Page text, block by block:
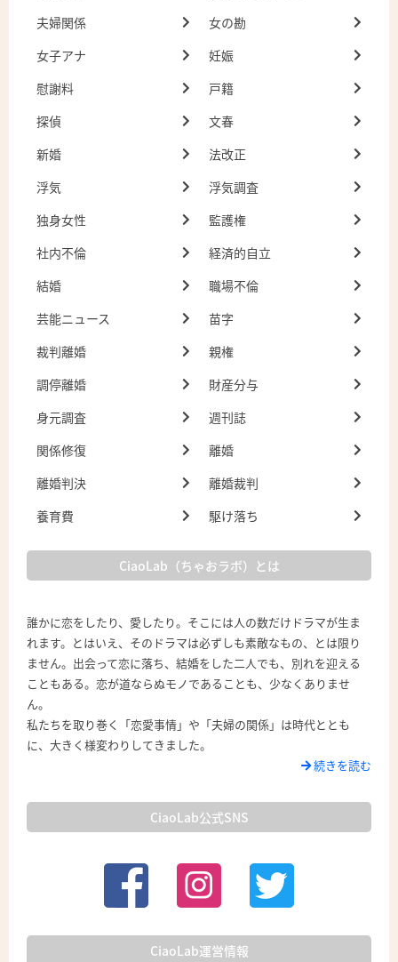
夫婦関係
女の勘
女子アナ
妊娠
慰謝料
戸籍
探偵
文春
新婚
法改正
浮気
浮気調査
独身女性
監護権
社内不倫
経済的自立
結婚
職場不倫
芸能ニュース
苗字
裁判離婚
親権
調停離婚
財産分与
身元調査
週刊誌
関係修復
離婚
離婚判決
離婚裁判
養育費
駆け落ち
CiaoLab（ちゃおラボ）とは
誰かに恋をしたり、愛したり。そこには人の数だけドラマが生ま
れます。とはいえ、そのドラマは必ずしも素敵なもの、とは限り
ません。出会って恋に落ち、結婚をした二人でも、別れを迎える
こともある。恋が道ならぬモノであることも、少なくありませ
ん。
私たちを取り巻く「恋愛事情」や「夫婦の関係」は時代ととも
に、大きく様変わりしてきました。
続きを読む
CiaoLab公式SNS
CiaoLab運営情報